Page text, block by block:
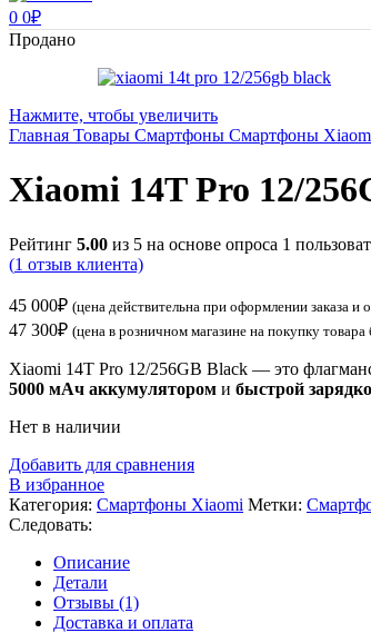
0 0₽
Продано
Нажмите, чтобы увеличить
Главная Товары Смартфоны Смартфоны
Xiaomi 14T Pro 12/
Рейтинг 5.00 из 5 на основе опроса 1
(1 отзыв клиента)
45 000₽ (цена действительна при оформлении заказа и
47 300₽ (цена в розничном магазине на покупку товара
Xiaomi 14T Pro 12/256GB Black — это
5000 мАч аккумулятором и быстрой
Нет в наличии
Добавить для сравнения
В избранное
Категория: Смартфоны Xiaomi Метки:
Следовать:
Описание
Детали
Отзывы (1)
Доставка и оплата